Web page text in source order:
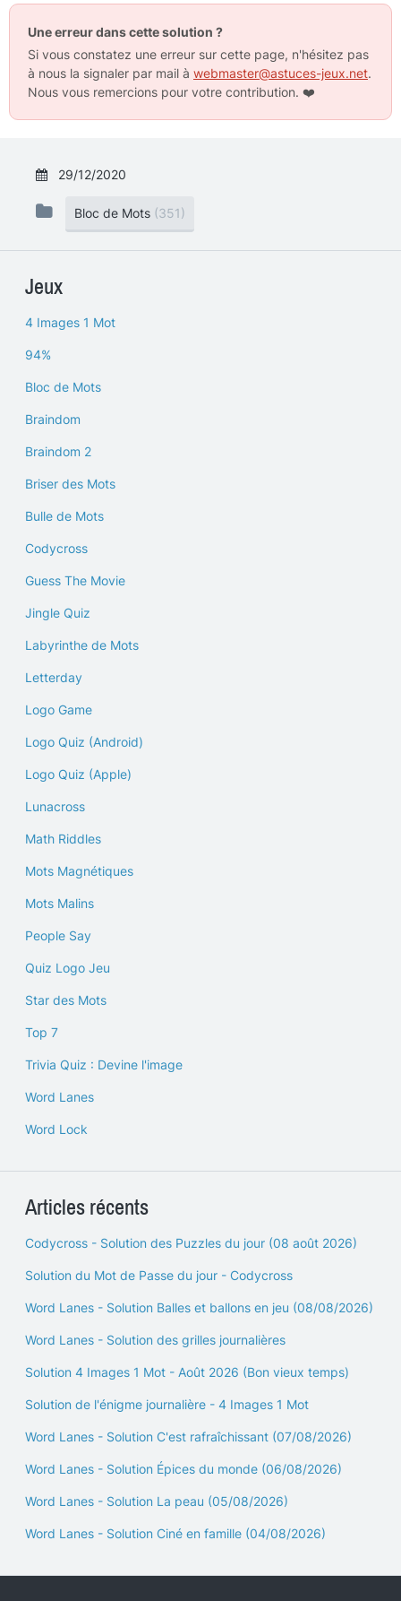
Une erreur dans cette solution ?
Si vous constatez une erreur sur cette page, n'hésitez pas
à nous la signaler par mail à webmaster@astuces-jeux.net.
Nous vous remercions pour votre contribution. ❤️
29/12/2020
Bloc de Mots (351)
Jeux
4 Images 1 Mot
94%
Bloc de Mots
Braindom
Braindom 2
Briser des Mots
Bulle de Mots
Codycross
Guess The Movie
Jingle Quiz
Labyrinthe de Mots
Letterday
Logo Game
Logo Quiz (Android)
Logo Quiz (Apple)
Lunacross
Math Riddles
Mots Magnétiques
Mots Malins
People Say
Quiz Logo Jeu
Star des Mots
Top 7
Trivia Quiz : Devine l'image
Word Lanes
Word Lock
Articles récents
Codycross - Solution des Puzzles du jour (08 août 2026)
Solution du Mot de Passe du jour - Codycross
Word Lanes - Solution Balles et ballons en jeu (08/08/2026)
Word Lanes - Solution des grilles journalières
Solution 4 Images 1 Mot - Août 2026 (Bon vieux temps)
Solution de l'énigme journalière - 4 Images 1 Mot
Word Lanes - Solution C'est rafraîchissant (07/08/2026)
Word Lanes - Solution Épices du monde (06/08/2026)
Word Lanes - Solution La peau (05/08/2026)
Word Lanes - Solution Ciné en famille (04/08/2026)